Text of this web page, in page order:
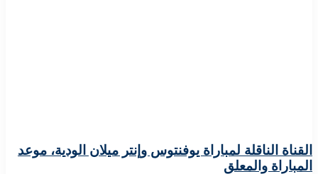
القناة الناقلة لمباراة يوفنتوس وإنتر ميلان الودية، موعد
المباراة والمعلق